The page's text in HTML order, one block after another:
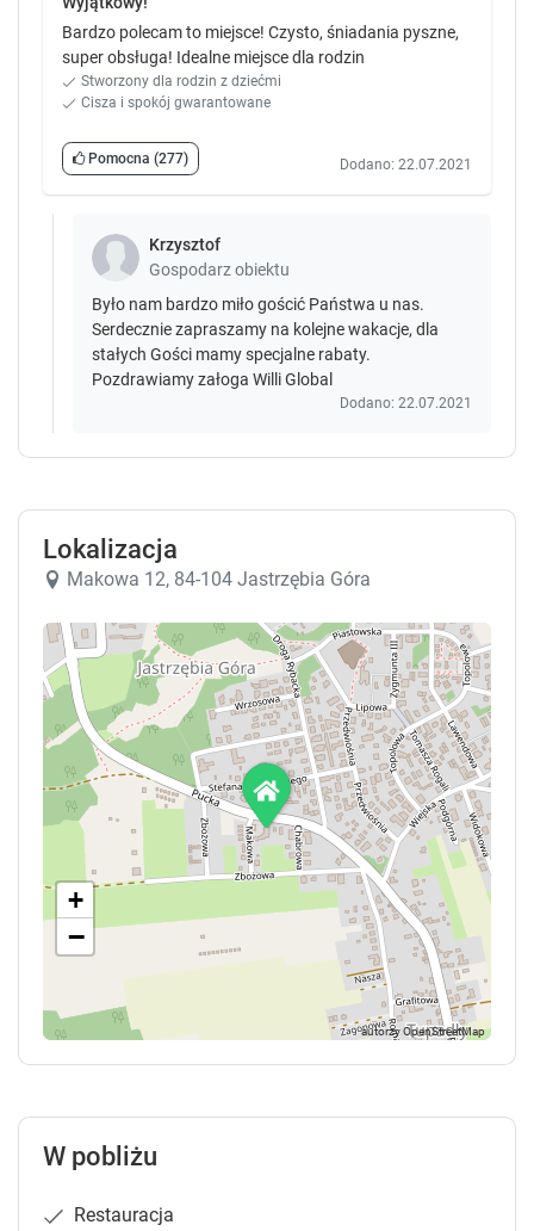
Bardzo polecam to miejsce! Czysto, śniadania pyszne,
super obsługa! Idealne miejsce dla rodzin
Stworzony dla rodzin z dziećmi
Cisza i spokój gwarantowane
Pomocna (277) Dodano: 22.07.2021
Krzysztof
Gospodarz obiektu
Było nam bardzo miło gościć Państwa u nas.
Serdecznie zapraszamy na kolejne wakacje, dla
stałych Gości mamy specjalne rabaty.
Pozdrawiamy załoga Willi Global
Dodano: 22.07.2021
Lokalizacja
Makowa 12, 84-104 Jastrzębia Góra
+
−
W pobliżu
Restauracja